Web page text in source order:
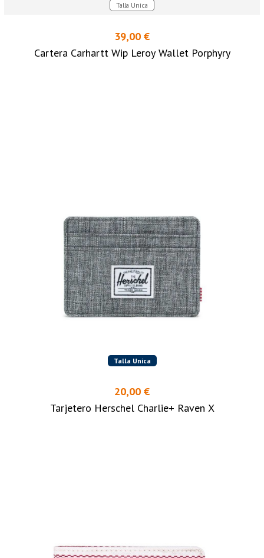
Talla Unica
39,00 €
Cartera Carhartt Wip Leroy Wallet Porphyry
Talla Unica
20,00 €
Tarjetero Herschel Charlie+ Raven X